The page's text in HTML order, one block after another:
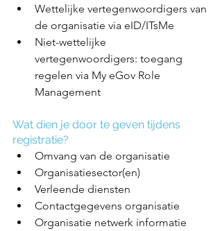
Wettelijke vertegenwoordigers van
de organisatie via eID/ITsMe​
Niet-wettelijke
vertegenwoordigers: toegang
regelen via My eGov Role
Management
Wat dien je door te geven tijdens
registratie?
Omvang van de organisatie​
Organisatiesector(en)​
Verleende diensten​
Contactgegevens organisatie​
Organisatie netwerk informatie​